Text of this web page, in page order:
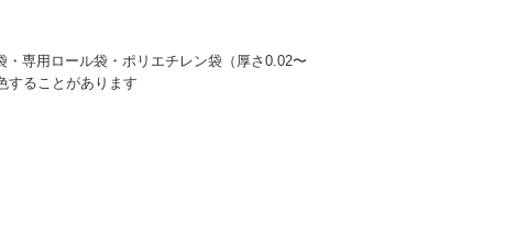
専用ロール袋・ポリエチレン袋（厚さ0.02〜
することがあります